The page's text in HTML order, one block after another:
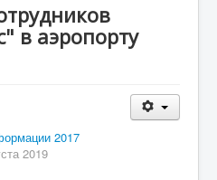
в аэропорту
2017
2019